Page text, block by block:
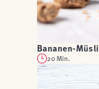
Bananen-
20 Min.